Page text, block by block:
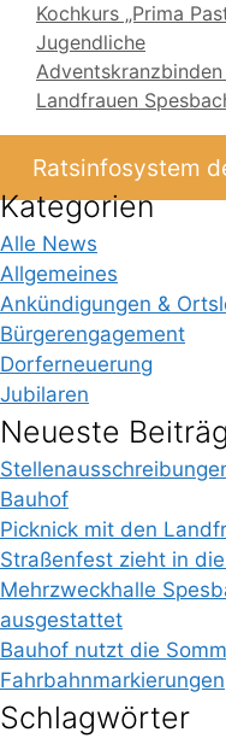
Kochkurs „Prima
Jugendliche
Landfrauen
Ratsinfosystem
Kategorien
Alle News
Allgemeines
Ankündigungen &
Bürgerengagement
Dorferneuerung
Jubilaren
Neueste
Bauhof
Picknick mit den
Straßenfest zieht in
Mehrzweckhalle
ausgestattet
Bauhof nutzt die
Fahrbahnmarkierungen
Schlagwörter